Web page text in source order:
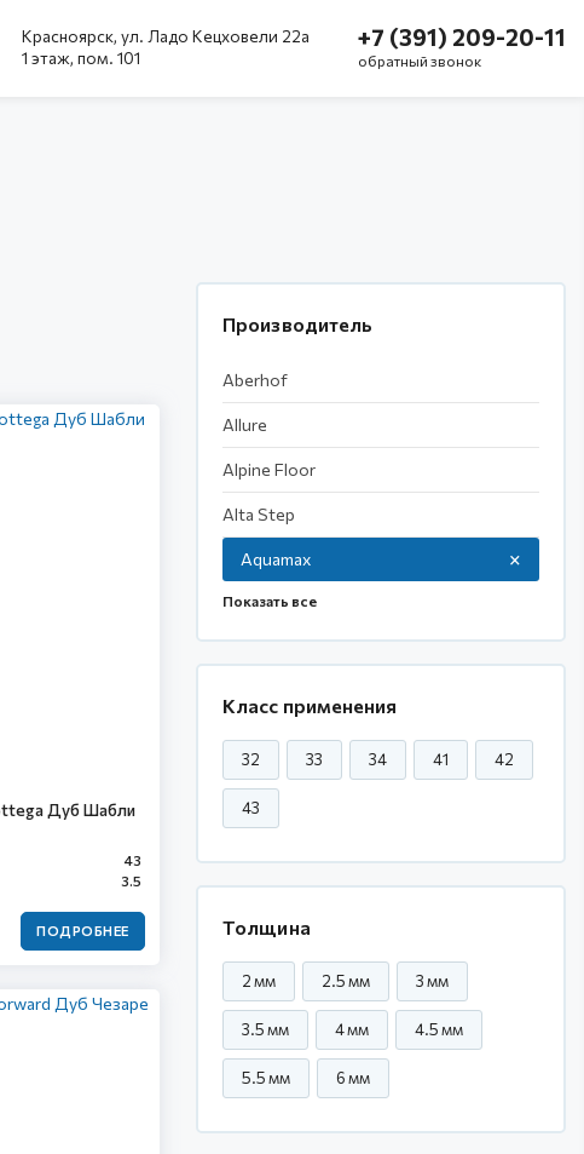
+7 (391) 209-20-11
обратный звонок
Красноярск, ул. Ладо Кецховели 22а
1 этаж, пом. 101
Дуб Шабли
43
3.5
ПОДРОБНЕЕ
Производитель
Aberhof
Allure
Alpine Floor
Alta Step
Aquamax
Класс применения
32 33 34 41 42
43
Толщина
2 мм 2.5 мм 3 мм
3.5 мм 4 мм 4.5 мм
5.5 мм 6 мм